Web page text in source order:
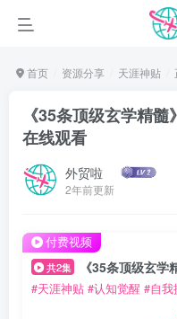
首页 资源分享 天涯神贴
《35条顶级玄学精
在线观看
外贸啦
2年前更新
共2集 《35条顶级玄学精髓
#天涯神贴 #认知觉醒 #自我
付费视频